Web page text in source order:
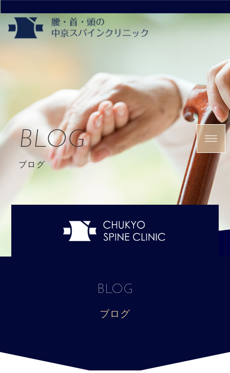
BLOG
ブログ
BLOG
ブログ